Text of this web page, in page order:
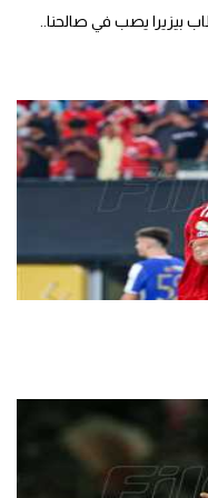
بيزيرا يصب في صالحنا..